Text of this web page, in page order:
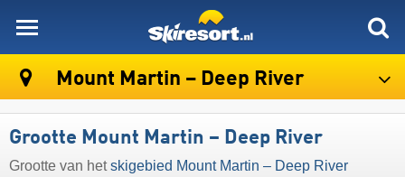
Mount Martin – Deep River
Grootte Mount Martin – Deep River
Grootte van hetskigebied Mount Martin – Deep River